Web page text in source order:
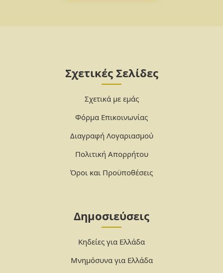
Σχετικές Σελίδες
Σχετικά με εμάς
Φόρμα Επικοινωνίας
Διαγραφή Λογαριασμού
Πολιτική Απορρήτου
Όροι και Προϋποθέσεις
Δημοσιεύσεις
Κηδείες για Ελλάδα
Μνημόσυνα για Ελλάδα